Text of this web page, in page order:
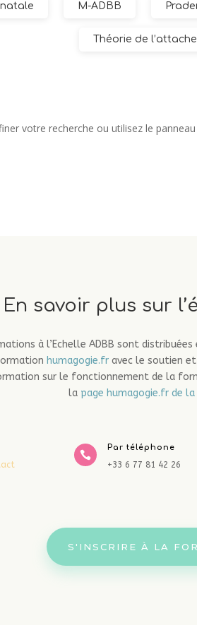
M-ADBB
Théorie de
votre recherche ou utilisez le
En savoir plus sur
à l’Echelle ADBB sont
humagogie.fravec le soutien et
sur le fonctionnement de la
la page humagogie.fr de

Par téléphone
+33 6 77 81 42 26
S'INSCRIRE À LA